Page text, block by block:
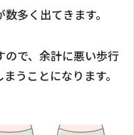
多く出てきます。
ので、余計に悪い歩行
うことになります。